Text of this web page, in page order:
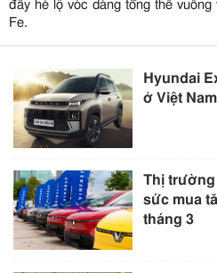
đây hé lộ vóc dáng tổng thể
Fe.
Hyundai
ở Việt
Thị trường
sức mua
tháng 3